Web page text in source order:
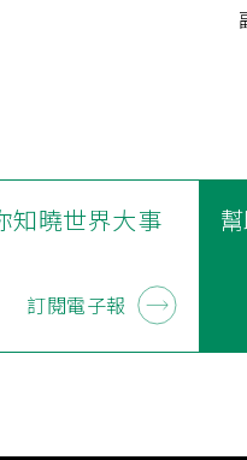
知曉世界大事
訂閱電子報